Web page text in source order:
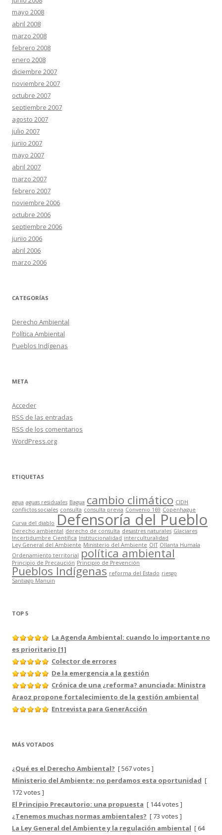
mayo 2008
abril 2008
marzo 2008
febrero 2008
enero 2008
diciembre 2007
noviembre 2007
octubre 2007
septiembre 2007
agosto 2007
julio 2007
junio 2007
mayo 2007
abril 2007
marzo 2007
febrero 2007
noviembre 2006
octubre 2006
septiembre 2006
junio 2006
abril 2006
marzo 2006
CATEGORÍAS
Derecho Ambiental
Política Ambiental
Pueblos Indígenas
META
Acceder
RSS de las entradas
RSS de los comentarios
WordPress.org
ETIQUETAS
agua aguas residuales Bagua cambio climático CIDH
conflictos sociales consulta consulta previa Convenio 169 Copenhague
Curva del diablo Defensoría del Pueblo
Derecho ambiental derecho de consulta desastres naturales Glaciares
Incertidumbre Científica Institucionalidad interculturalidad
Ley General del Ambiente Ministerio del Ambiente OIT Ollanta Humala
Ordenamiento territorial política ambiental
Principio de Precaución Principio de Prevención
Pueblos Indígenas reforma del Estado riesgo
Santiago Manuin
TOP 5
La Agenda Ambiental: cuando lo importante no
es prioritario [1]
Colector de errores
De la emergencia a la gestión
Crónica de una ¿reforma? anunciada: Ministra
Araoz propone fortalecimiento de la gestión ambiental
Entrevista para GenerAcción
MÁS VOTADOS
¿Qué es el Derecho Ambiental? [ 567 votes ]
Ministerio del Ambiente: no perdamos esta oportunidad [
172 votes ]
El Principio Precautorio: una propuesta [ 144 votes ]
¿Tenemos muchas normas ambientales? [ 73 votes ]
La Ley General del Ambiente y la regulación ambiental [ 64